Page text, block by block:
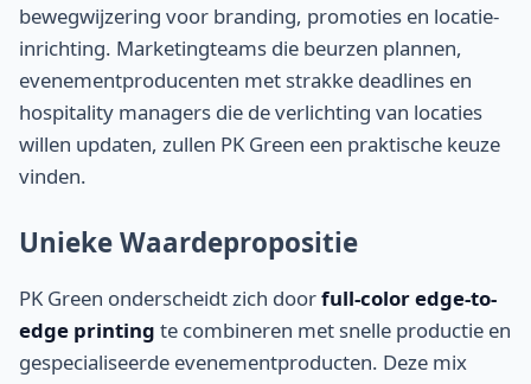
bewegwijzering voor branding, promoties en locatie-
inrichting. Marketingteams die beurzen plannen,
evenementproducenten met strakke deadlines en
hospitality managers die de verlichting van locaties
willen updaten, zullen PK Green een praktische keuze
vinden.
Unieke Waardepropositie
PK Green onderscheidt zich doorfull-color edge-to-
edge printing te combineren met snelle productie en
gespecialiseerde evenementproducten. Deze mix